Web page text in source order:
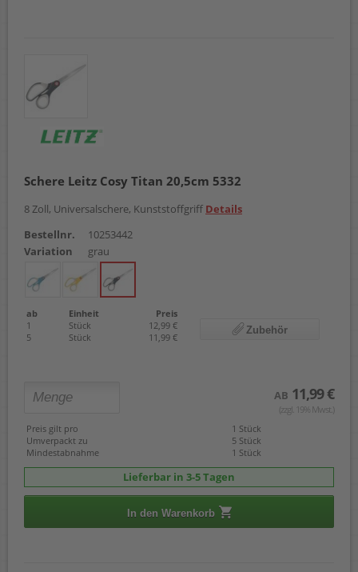
Schere Leitz Cosy Titan 20,5cm 5332
8 Zoll, Universalschere, Kunststoffgriff Details
Bestellnr.
10253442
Variation
grau
ab Einheit
Preis
1
Stück
12,99 €
5
Stück 11,99 €
Zubehör
AB 11,99 €
(zzgl. 19% Mwst.)
Preis gilt pro
1 Stück
Umverpackt zu
5 Stück
Mindestabnahme
1 Stück
Lieferbar in 3-5 Tagen
In den Warenkorb